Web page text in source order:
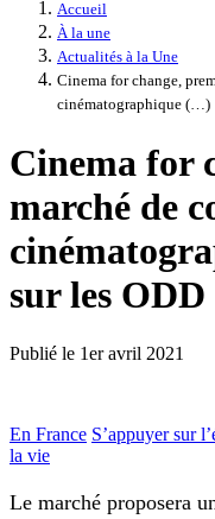
Accueil
À la une
Actualités à la Une
Cinema for change,
cinématographique (…)
Cinema for
marché de
sur les ODD
Publié le 1er avril 2021
En France S’appuyer sur
la vie
Le marché proposera